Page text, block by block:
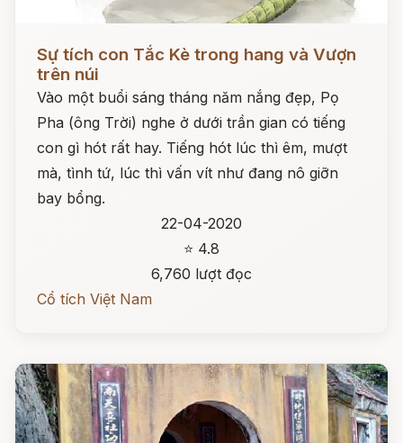
Sự tích con Tắc Kè trong hang và Vượn
trên núi
Vào một buổi sáng tháng năm nắng đẹp, Pọ
Pha (ông Trời) nghe ở dưới trần gian có tiếng
con gì hót rất hay. Tiếng hót lúc thì êm, mượt
mà, tình tứ, lúc thì vấn vít như đang nô giỡn
bay bổng.
22-04-2020
⭐ 4.8
6,760 lượt đọc
Cổ tích Việt Nam